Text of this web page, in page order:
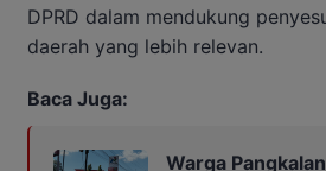
DPRD dalam mendukung
daerah yang lebih relevan.
Baca Juga:
Warga